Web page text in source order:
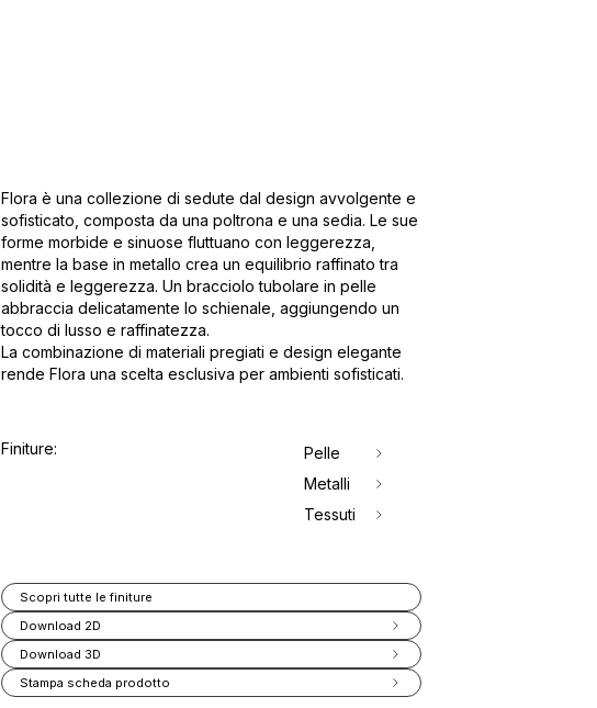
Flora è una collezione di sedute dal design avvolgente e
sofisticato, composta da una poltrona e una sedia. Le sue
forme morbide e sinuose fluttuano con leggerezza,
mentre la base in metallo crea un equilibrio raffinato tra
solidità e leggerezza. Un bracciolo tubolare in pelle
abbraccia delicatamente lo schienale, aggiungendo un
tocco di lusso e raffinatezza.
La combinazione di materiali pregiati e design elegante
rende Flora una scelta esclusiva per ambienti sofisticati.
Finiture:
Pelle
Metalli
Tessuti
Scopri tutte le finiture
Download 2D
Download 3D
Stampa scheda prodotto